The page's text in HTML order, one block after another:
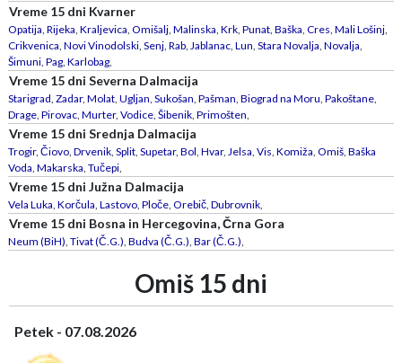
Vreme 15 dni Kvarner
Opatija, Rijeka, Kraljevica, Omišalj, Malinska, Krk, Punat, Baška, Cres, Mali Lošinj,
Crikvenica, Novi Vinodolski, Senj, Rab, Jablanac, Lun, Stara Novalja, Novalja,
Šimuni, Pag, Karlobag,
Vreme 15 dni Severna Dalmacija
Starigrad, Zadar, Molat, Ugljan, Sukošan, Pašman, Biograd na Moru, Pakoštane,
Drage, Pirovac, Murter, Vodice, Šibenik, Primošten,
Vreme 15 dni Srednja Dalmacija
Trogir, Čiovo, Drvenik, Split, Supetar, Bol, Hvar, Jelsa, Vis, Komiža, Omiš, Baška
Voda, Makarska, Tučepi,
Vreme 15 dni Južna Dalmacija
Vela Luka, Korčula, Lastovo, Ploče, Orebič, Dubrovnik,
Vreme 15 dni Bosna in Hercegovina, Črna Gora
Neum (BiH), Tivat (Č.G.), Budva (Č.G.), Bar (Č.G.),
Omiš 15 dni
Petek - 07.08.2026